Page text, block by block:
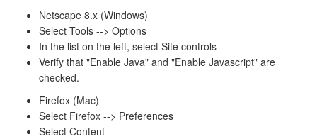
Netscape 8.x (Windows)
Select Tools --> Options
In the list on the left, select Site controls
Verify that "Enable Java" and "Enable Javascript" are
checked.
Firefox (Mac)
Select Firefox --> Preferences
Select Content